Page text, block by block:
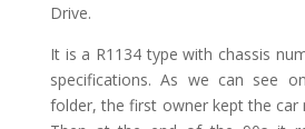
Drive.
It is a R1134 type with chassis
specifications. As we can see
folder, the first owner kept the car